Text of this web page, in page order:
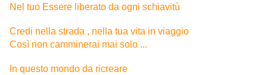
Nel tuo Essere liberato da ogni schiavitù
Credi nella strada , nella tua vita in viaggio
Così non camminerai mai solo ...
In questo mondo da ricreare